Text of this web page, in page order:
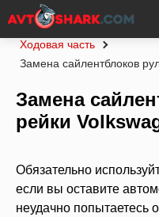
Главная Volkswagen
Ходовая часть
Замена сайлентблоков
Замена
рейки
Обязательно
если вы оставите
неудачно попытаетесь